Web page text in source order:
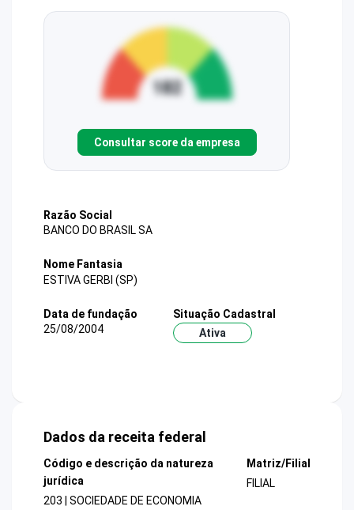
Consultar score da empresa
Razão Social
BANCO DO BRASIL SA
Nome Fantasia
ESTIVA GERBI (SP)
Data de fundação
25/08/2004
Situação Cadastral
Ativa
Dados da receita federal
Código e descrição da natureza
jurídica
203 | SOCIEDADE DE ECONOMIA
Matriz/Filial
FILIAL